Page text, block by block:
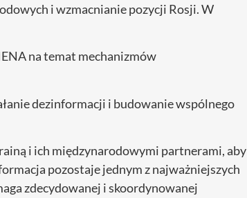
i wzmacnianie pozycji Rosji. W
na temat mechanizmów
dezinformacji i budowanie wspólnego
i ich międzynarodowymi partnerami, aby
pozostaje jednym z najważniejszych
zdecydowanej i skoordynowanej